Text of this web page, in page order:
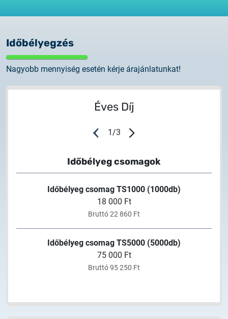
Időbélyegzés
Nagyobb mennyiség esetén kérje árajánlatunkat!
Éves Díj
1/3
Időbélyeg csomagok
Időbélyeg csomag TS1000 (1000db)
18 000 Ft
Bruttó 22 860 Ft
Időbélyeg csomag TS5000 (5000db)
75 000 Ft
Bruttó 95 250 Ft